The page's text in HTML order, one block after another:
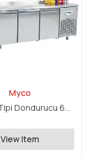
Myco
Tezgah Tipi Dondurucu 600 Serisi
View Item